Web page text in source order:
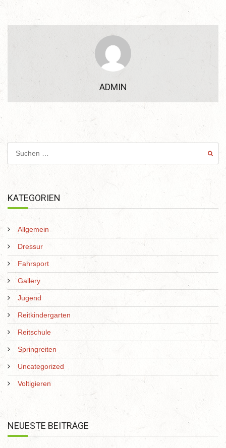
ADMIN
KATEGORIEN
Allgemein
Dressur
Fahrsport
Gallery
Jugend
Reitkindergarten
Reitschule
Springreiten
Uncategorized
Voltigieren
NEUESTE BEITRÄGE